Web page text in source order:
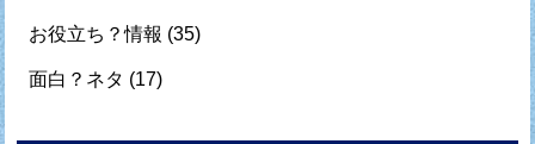
お役立ち？情報 (35)
面白？ネタ (17)